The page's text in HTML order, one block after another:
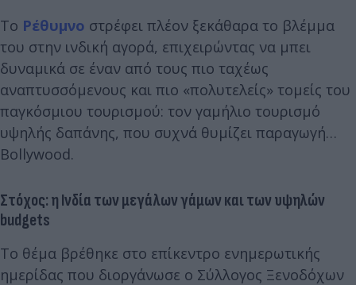
Το Ρέθυμνο στρέφει πλέον ξεκάθαρα το βλέμμα
του στην ινδική αγορά, επιχειρώντας να μπει
δυναμικά σε έναν από τους πιο ταχέως
αναπτυσσόμενους και πιο «πολυτελείς» τομείς του
παγκόσμιου τουρισμού: τον γαμήλιο τουρισμό
υψηλής δαπάνης, που συχνά θυμίζει παραγωγή…
Bollywood.
Στόχος: η Ινδία των μεγάλων γάμων και των υψηλών
budgets
Το θέμα βρέθηκε στο επίκεντρο ενημερωτικής
ημερίδας που διοργάνωσε ο Σύλλογος Ξενοδόχων